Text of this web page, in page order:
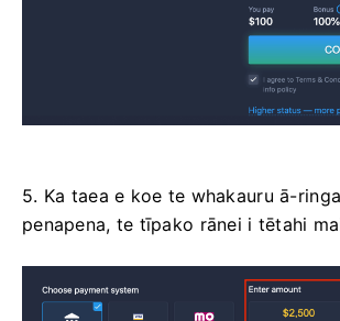
5. Ka taea e koe te whakauru ā-
penapena, te tīpako rānei i tētahi